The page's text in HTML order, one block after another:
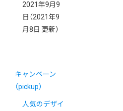
2021年9月9
日 （2021年9
月8日 更新）
キャンペーン
（pickup）
人気のデザイ